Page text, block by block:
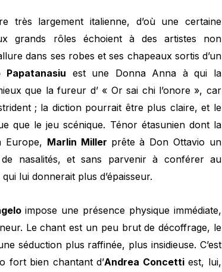
très largement italienne, d’où une certaine
grands rôles échoient à des artistes non
dans ses robes et ses chapeaux sortis d’un
Papatanasiu est une Donna Anna à qui la
que la fureur d’ « Or sai chi l’onore », car
; la diction pourrait être plus claire, et le
que le jeu scénique. Ténor étasunien dont la
Europe, Marlin Miller prête à Don Ottavio un
nasalités, et sans parvenir à conférer au
lui donnerait plus d’épaisseur.
impose une présence physique immédiate,
Le chant est un peu brut de décoffrage, le
séduction plus raffinée, plus insidieuse. C’est
fort bien chantant d’Andrea Concettiest, lui,